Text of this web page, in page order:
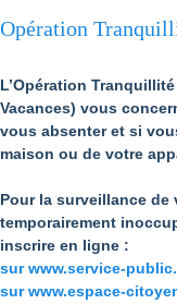
Opération
L’Opération
Vacances) vous
vous absenter et si
maison ou de votre
Pour la surveillance
temporairement
inscrire en ligne :
sur www.service-
sur www.espace-